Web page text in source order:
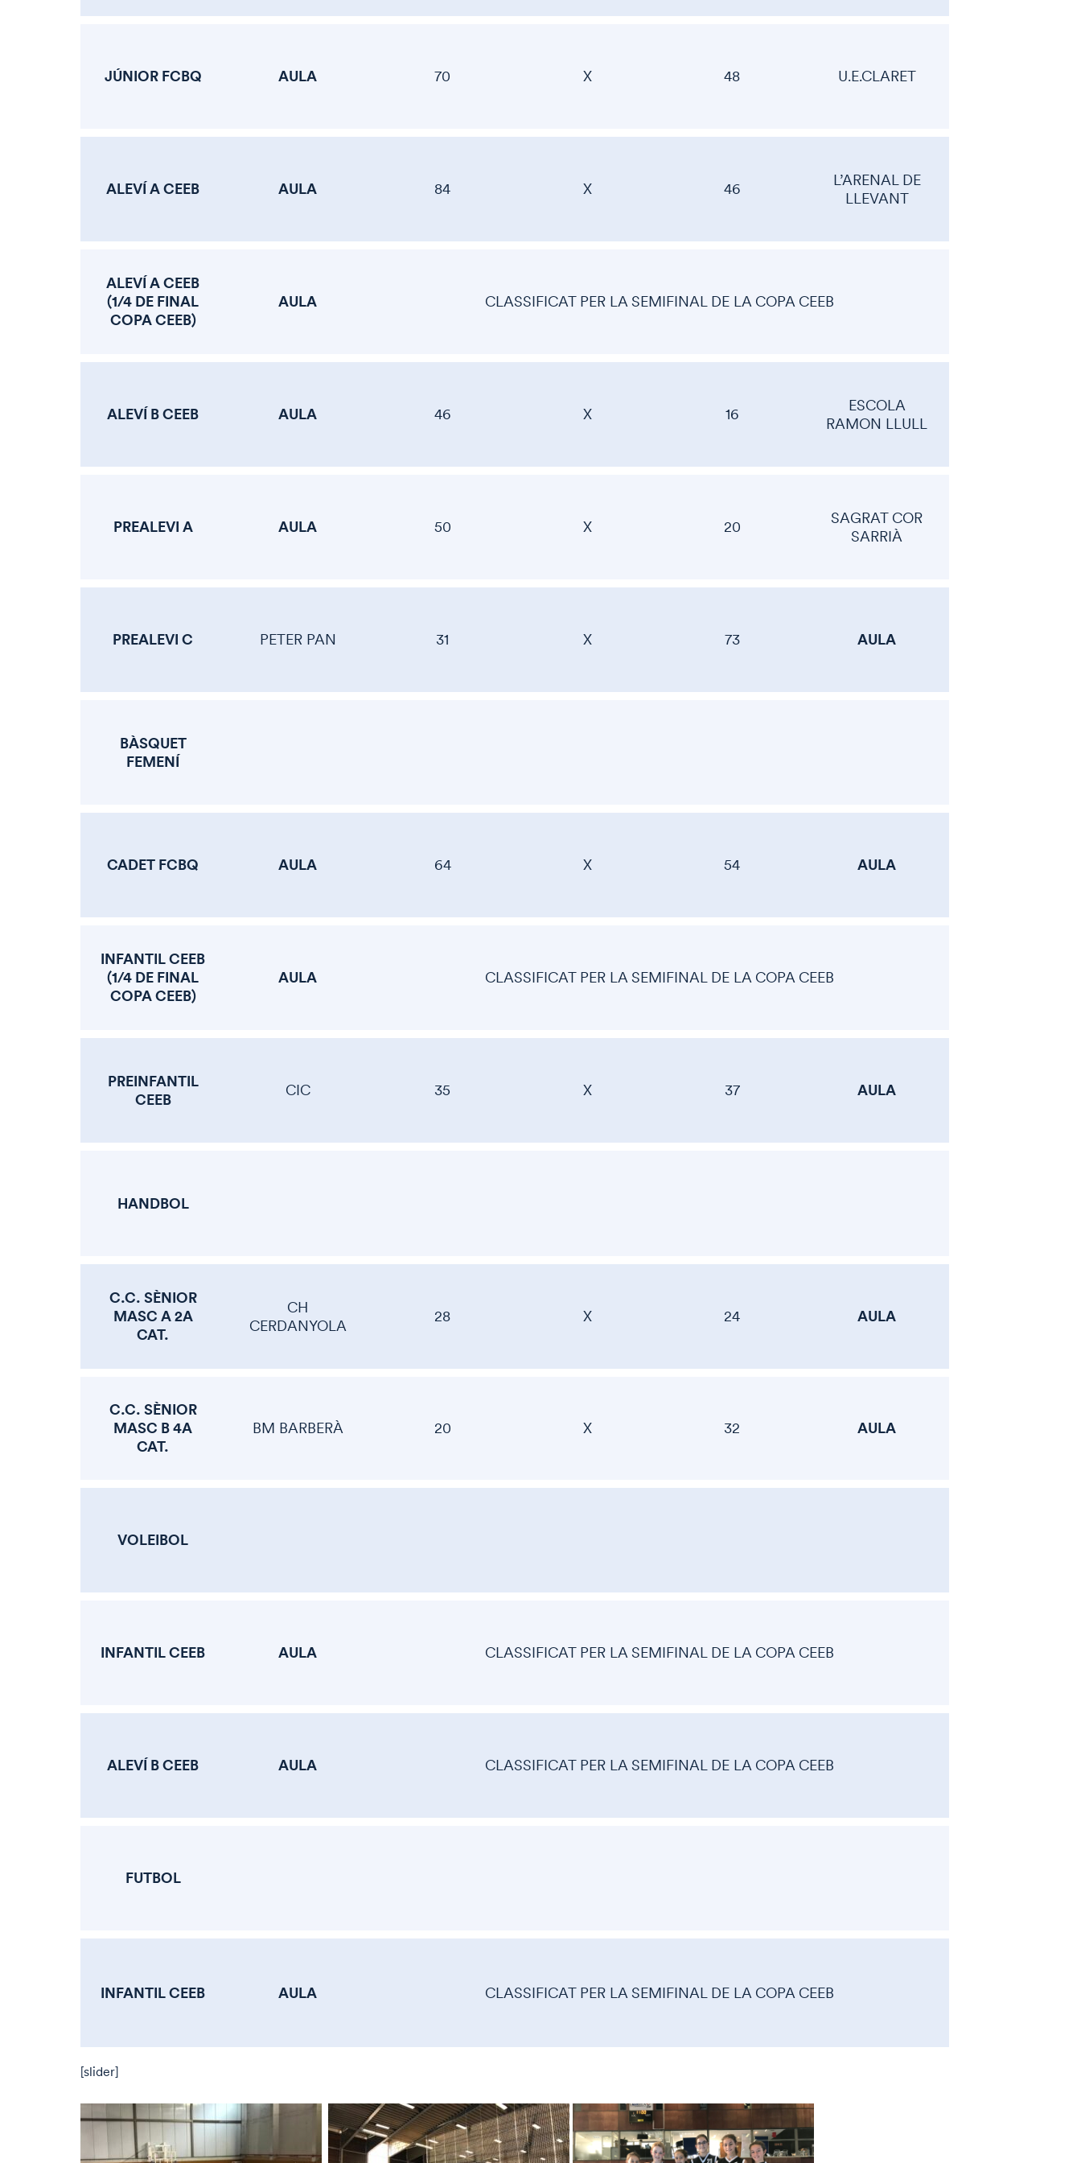
JÚNIOR FCBQ AULA 70 X 48 U.E.CLARET
ALEVÍ A CEEB AULA 84 X 46
L’ARENAL DE
LLEVANT
ALEVÍ A CEEB
(1/4 DE FINAL
COPA CEEB)
AULA CLASSIFICAT PER LA SEMIFINAL DE LA COPA CEEB
ALEVÍ B CEEB AULA 46 X 16
ESCOLA
RAMON LLULL
PREALEVI A AULA 50 X 20
SAGRAT COR
SARRIÀ
PREALEVI C PETER PAN 31 X 73 AULA
BÀSQUET
FEMENÍ
CADET FCBQ AULA 64 X 54 AULA
INFANTIL CEEB
(1/4 DE FINAL
COPA CEEB)
AULA CLASSIFICAT PER LA SEMIFINAL DE LA COPA CEEB
PREINFANTIL
CEEB
CIC 35 X 37 AULA
HANDBOL
C.C. SÈNIOR
MASC A 2A
CAT.
CH
CERDANYOLA
28 X 24 AULA
C.C. SÈNIOR
MASC B 4A
CAT.
BM BARBERÀ 20 X 32 AULA
VOLEIBOL
INFANTIL CEEB AULA CLASSIFICAT PER LA SEMIFINAL DE LA COPA CEEB
ALEVÍ B CEEB AULA CLASSIFICAT PER LA SEMIFINAL DE LA COPA CEEB
FUTBOL
INFANTIL CEEB AULA CLASSIFICAT PER LA SEMIFINAL DE LA COPA CEEB
[slider]